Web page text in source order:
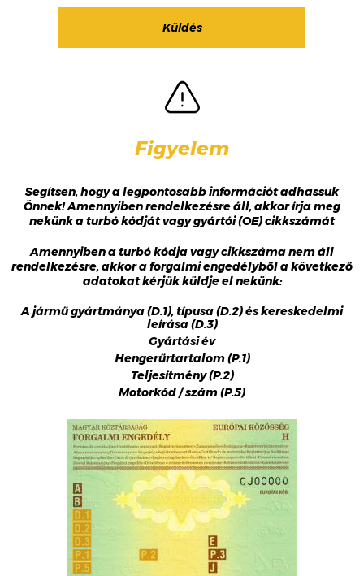
Figyelem
Segítsen, hogy a legpontosabb információt adhassuk
Önnek! Amennyiben rendelkezésre áll, akkor írja meg
nekünk a turbó kódját vagy gyártói (OE) cikkszámát
Amennyiben a turbó kódja vagy cikkszáma nem áll
rendelkezésre, akkor a forgalmi engedélyből a következő
adatokat kérjük küldje el nekünk:
A jármű gyártmánya (D.1), típusa (D.2) és kereskedelmi
leírása (D.3)
Gyártási év
Hengerűrtartalom (P.1)
Teljesítmény (P.2)
Motorkód / szám (P.5)